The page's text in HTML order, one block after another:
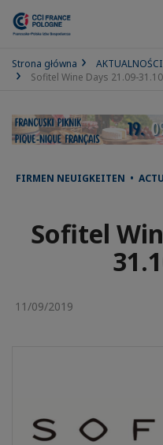
Strona główna AKTUALNOŚCI
Sofitel Wine Days 21.09-
FIRMEN NEUIGKEITEN •
Sofitel
11/09/2019